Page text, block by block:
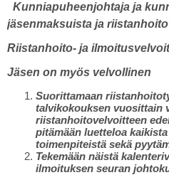
Kunniapuheenjohtaja ja
jäsenmaksuista ja
Riistanhoito- ja
Jäsen on myös velvollinen
Suorittamaan
talvikokouksen vuosittain
riistanhoitovelvoitteen
pitämään luetteloa
toimenpiteistä sekä
Tekemään näistä
ilmoituksen seuran